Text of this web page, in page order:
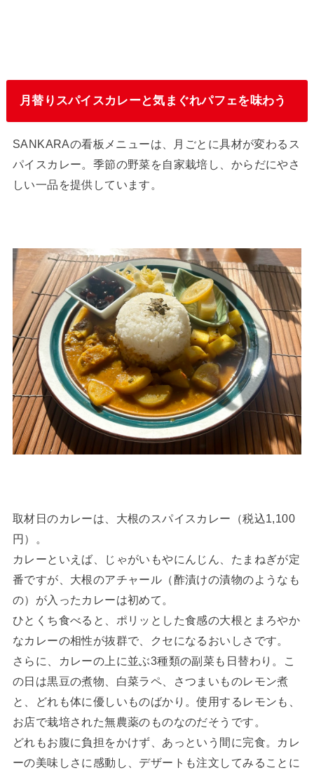
月替りスパイスカレーと気まぐれパフェを味わう
SANKARAの看板メニューは、月ごとに具材が変わるス
パイスカレー。季節の野菜を自家栽培し、からだにやさ
しい一品を提供しています。
取材日のカレーは、大根のスパイスカレー（税込1,100
円）。
カレーといえば、じゃがいもやにんじん、たまねぎが定
番ですが、大根のアチャール（酢漬けの漬物のようなも
の）が入ったカレーは初めて。
ひとくち食べると、ポリッとした食感の大根とまろやか
なカレーの相性が抜群で、クセになるおいしさです。
さらに、カレーの上に並ぶ3種類の副菜も日替わり。こ
の日は黒豆の煮物、白菜ラペ、さつまいものレモン煮
と、どれも体に優しいものばかり。使用するレモンも、
お店で栽培された無農薬のものなのだそうです。
どれもお腹に負担をかけず、あっという間に完食。カレ
ーの美味しさに感動し、デザートも注文してみることに